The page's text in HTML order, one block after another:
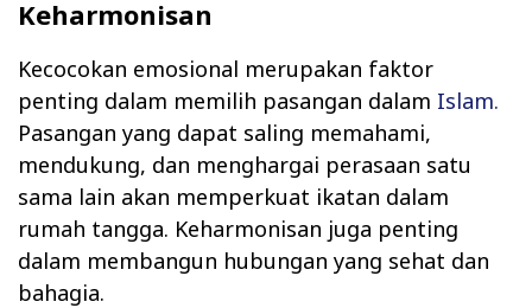
Keharmonisan
Kecocokan emosional merupakan faktor
penting dalam memilih pasangan dalam Islam.
Pasangan yang dapat saling memahami,
mendukung, dan menghargai perasaan satu
sama lain akan memperkuat ikatan dalam
rumah tangga. Keharmonisan juga penting
dalam membangun hubungan yang sehat dan
bahagia.